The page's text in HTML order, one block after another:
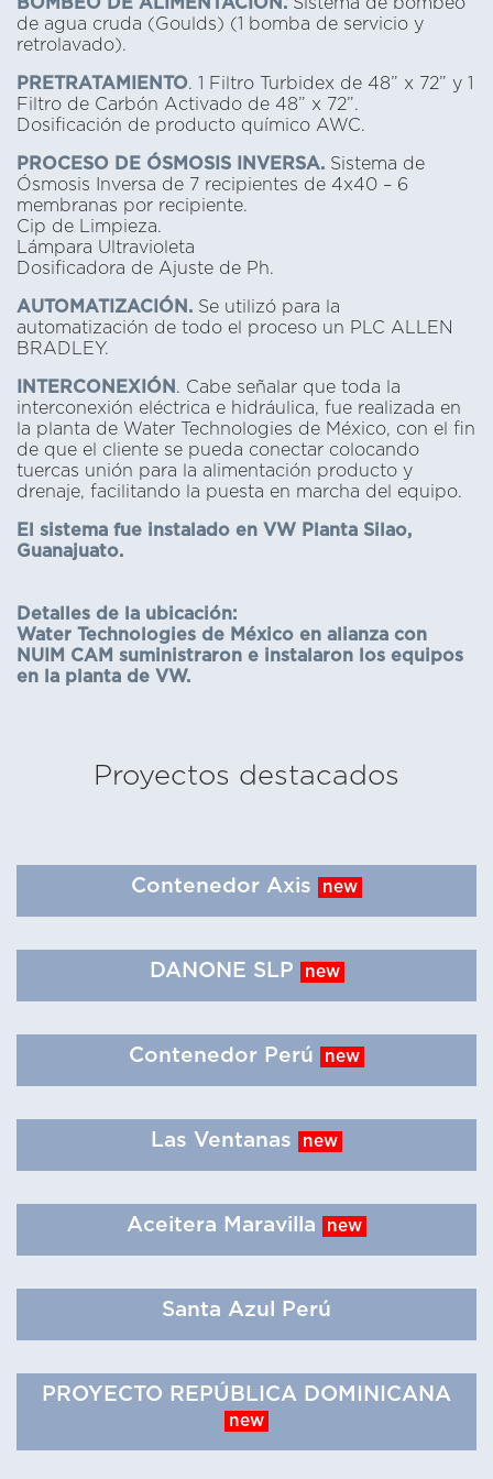
de agua cruda (Goulds) (1 bomba de servicio y
retrolavado).
PRETRATAMIENTO. 1 Filtro Turbidex de 48” x 72” y 1
Filtro de Carbón Activado de 48” x 72”.
Dosificación de producto químico AWC.
PROCESO DE ÓSMOSIS INVERSA. Sistema de
Ósmosis Inversa de 7 recipientes de 4x40 – 6
membranas por recipiente.
Cip de Limpieza.
Lámpara Ultravioleta
Dosificadora de Ajuste de Ph.
AUTOMATIZACIÓN. Se utilizó para la
automatización de todo el proceso un PLC ALLEN
BRADLEY.
INTERCONEXIÓN . Cabe señalar que toda la
interconexión eléctrica e hidráulica, fue realizada en
la planta de Water Technologies de México, con el fin
de que el cliente se pueda conectar colocando
tuercas unión para la alimentación producto y
drenaje, facilitando la puesta en marcha del equipo.
El sistema fue instalado en VW Planta Silao,
Guanajuato.
Detalles de la ubicación:
Water Technologies de México en alianza con
NUIM CAM suministraron e instalaron los equipos
en la planta de VW.
Proyectos destacados
Contenedor Axis new
DANONE SLP new
Contenedor Perú new
Las Ventanas new
Aceitera Maravilla new
Santa Azul Perú
PROYECTO REPÚBLICA DOMINICANA
new